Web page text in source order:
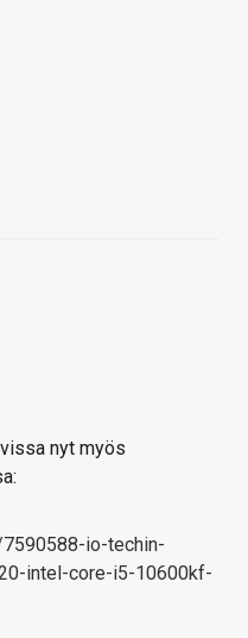
nyt myös
io-techin-
intel-core-i5-10600kf-